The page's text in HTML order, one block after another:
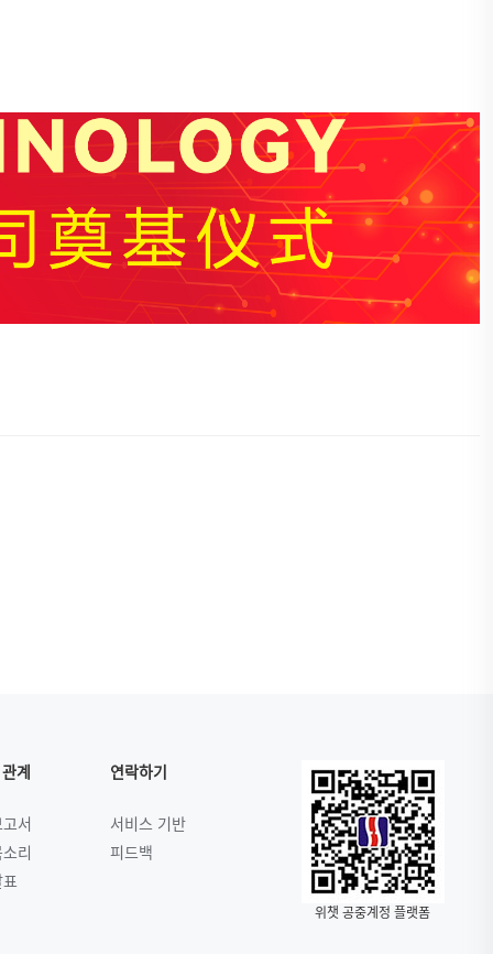
계
서
리
연락하기
서비스 기반
피드백
위챗 공중계정 플랫폼